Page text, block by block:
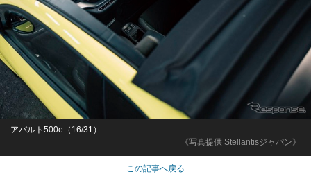
《写真提供 Stellantisジャパン》
アバルト500e（16/31）
この記事へ戻る